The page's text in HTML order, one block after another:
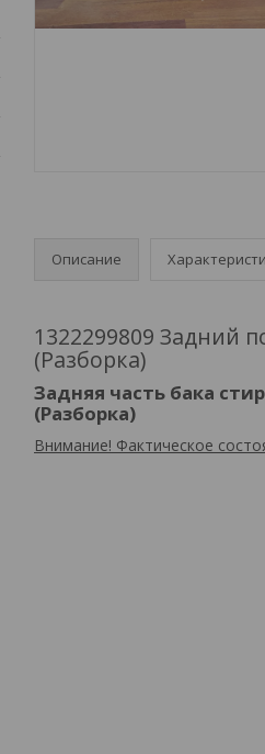
Описание
1322299809 Задний
(Разборка)
Задняя часть бака
(Разборка)
Внимание! Фактическое